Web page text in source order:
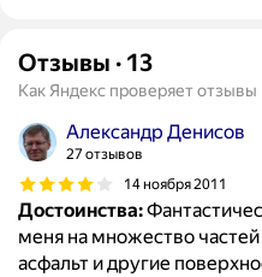
Отзывы · 13
Как Яндекс проверяет отзывы
Александр Денисов
27 отзывов
14 ноября 2011
Достоинства:
меня на множество
асфальт и другие